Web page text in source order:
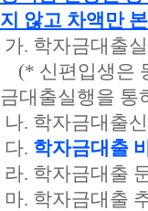
지 않고 차액만
가. 학자금대출
(* 신편입생은
금대출실행을 통
나. 학자금대출
다. 학자금대출
라. 학자금대출
마. 학자금대출